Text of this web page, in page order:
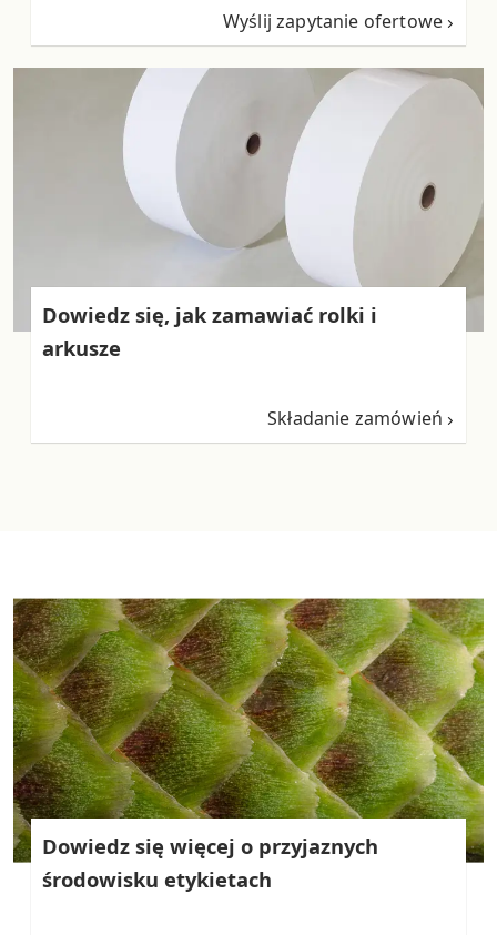
Wyślij zapytanie ofertowe
Dowiedz się, jak zamawiać rolki i
arkusze
Składanie zamówień
Dowiedz się więcej o przyjaznych
środowisku etykietach